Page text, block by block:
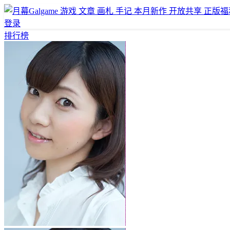
游戏 文章 画札 手记 本月新作 开放共享 正版
登录
排行榜